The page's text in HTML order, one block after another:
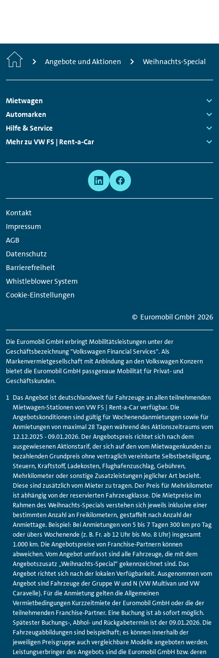
Start Angebote und Aktionen Weihnachts-Special
Footer
Navigation
Mietwagen
Links:
Automarken
Links:
Hilfe & Service
Links:
Mehr zu VW FS | Rent-a-Car
Kontakt
Impressum
AGB
Datenschutz
Barrierefreiheit
Whistleblower System
Cookie-Einstellungen
Network
Links
© Euromobil GmbH 2026
Die Euromobil GmbH erbringt Mobilitätsleistungen unter der
Geschäftsbezeichnung "Volkswagen Financial Services". Als
Markenvermietgesellschaft mit Anbindung an den Volkswagen Konzern
bietet die Euromobil GmbH passgenaue Mobilität für Privat- und
Geschäftskunden.
Das Angebot ist deutschlandweit für Fahrzeuge an allen teilnehmenden
Mietwagen-Stationen von VW FS | Rent-a-Car verfügbar. Die
Angebotskonditionen sind gültig für Wochenendanmietungen sowie für
Anmietungen von maximal 28 Tagen während des Aktionszeitraums vom
12.12.2025 - 09.01.2026. Der Angebotspreis richtet sich nach dem
ausgewiesenen Aktionstarif, der sich auf den vom Mietwagenkunden zu
bezahlenden Grundpreis ohne vertraglich vereinbarte Selbstbeteiligung,
Steuern, Kraftstoff, Ladekosten, Flughafenzuschlag, Gebühren,
Mehrkilometer oder sonstige Zusatzleistungen jeglicher Art bezieht.
Diese sind zusätzlich vom Mieter zu tragen. Der Preis für Mehrkilometer
ist abhängig von der reservierten Fahrzeugklasse. Die Mietpreise im
Rahmen des Weihnachts-Specials verstehen sich jeweils inklusive einer
bestimmten Anzahl an Freikilometern, gestaffelt nach Anzahl der
Anmiettage. Beispiel: Bei Anmietungen von 5 bis 7 Tagen 300 km pro Tag
oder übers Wochenende (z. B. Fr. ab 12 Uhr bis Mo. 8 Uhr) insgesamt
1.000 km. Die Angebotspreise von Franchise-Partnern können
abweichen. Vom Angebot umfasst sind alle Fahrzeuge, die mit dem
Angebotszusatz „Weihnachts-Special“ gekennzeichnet sind. Das
Angebot richtet sich nach der lokalen Verfügbarkeit. Ausgenommen vom
Angebot sind Fahrzeuge der Gruppe W und N (VW Multivan und VW
Caravelle). Für die Anmietung gelten die Allgemeinen
Vermietbedingungen Kurzzeitmiete der Euromobil GmbH oder die der
teilnehmenden Franchise-Partner. Eine Buchung ist ab sofort möglich.
Spätester Buchungs-, Abhol- und Rückgabetermin ist der 09.01.2026. Die
Fahrzeugabbildungen sind beispielhaft; es können innerhalb der
jeweiligen Preisgruppe auch vergleichbare Modelle angeboten werden.
Leistungserbringer des Angebots sind die Euromobil GmbH bzw. deren